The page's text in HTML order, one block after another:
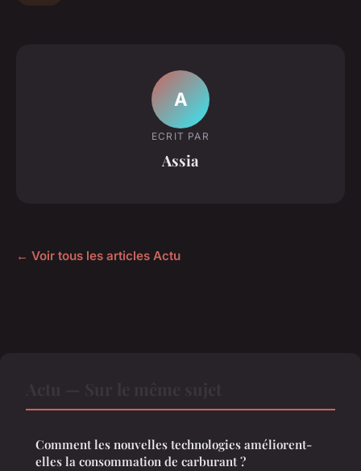
A
ECRIT PAR
Assia
← Voir tous les articles Actu
Comment les nouvelles technologies améliorent-
elles la consommation de carburant ?